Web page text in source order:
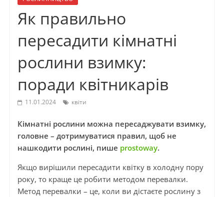
Як правильно
пересадити кімнатні
рослини взимку:
поради квітникарів
11.01.2024 квіти
Кімнатні рослини можна пересаджувати взимку,
головне – дотримуватися правил, щоб не
нашкодити рослині, пише prostoway.
Якщо вирішили пересадити квітку в холодну пору
року, то краще це робити методом перевалки.
Метод перевалки – це, коли ви дістаєте рослину з